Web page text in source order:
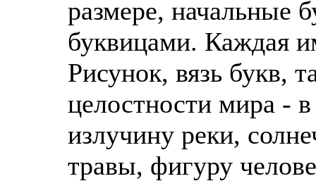
размере, начальные
буквицами. Каждая
Рисунок, вязь букв,
целостности мира -
излучину реки,
травы, фигуру